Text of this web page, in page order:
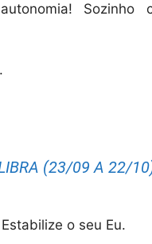
Sozinho
(23/09 A 22/
Estabilize o seu Eu.